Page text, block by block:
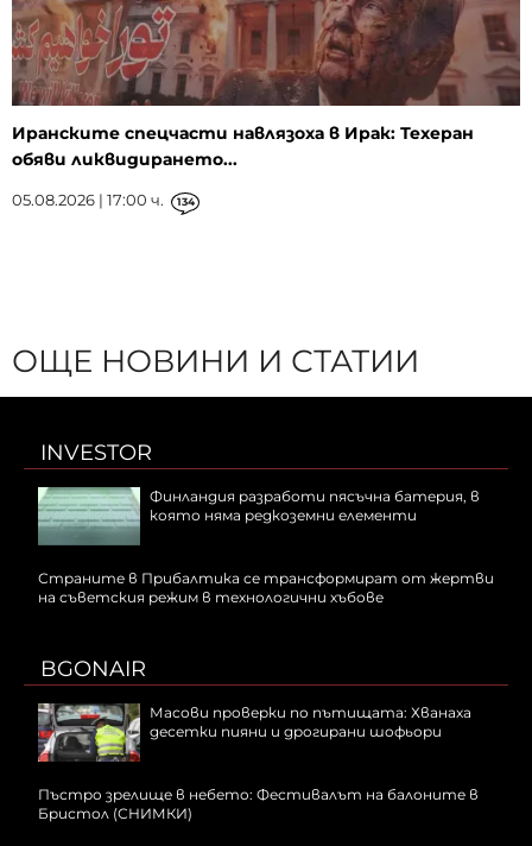
Иранските спецчасти навлязоха в Ирак: Техеран
обяви ликвидирането...
05.08.2026 | 17:00 ч. 134
ОЩЕ НОВИНИ И СТАТИИ
INVESTOR
Финландия разработи пясъчна батерия, в
която няма редкоземни елементи
Страните в Прибалтика се трансформират от жертви
на съветския режим в технологични хъбове
BGONAIR
Масови проверки по пътищата: Хванаха
десетки пияни и дрогирани шофьори
Пъстро зрелище в небето: Фестивалът на балоните в
Бристол (СНИМКИ)